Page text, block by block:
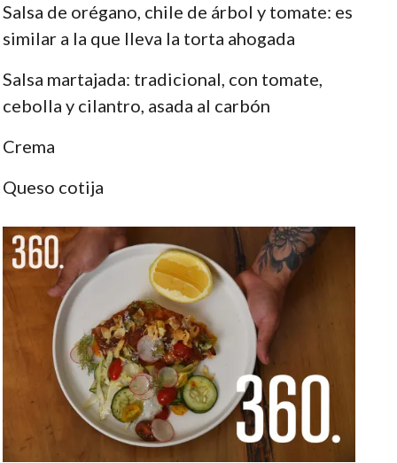
Salsa de orégano, chile de árbol y tomate: es
similar a la que lleva la torta ahogada
Salsa martajada: tradicional, con tomate,
cebolla y cilantro, asada al carbón
Crema
Queso cotija